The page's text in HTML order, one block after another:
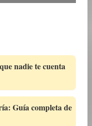
nadie te cuenta
Guía completa de